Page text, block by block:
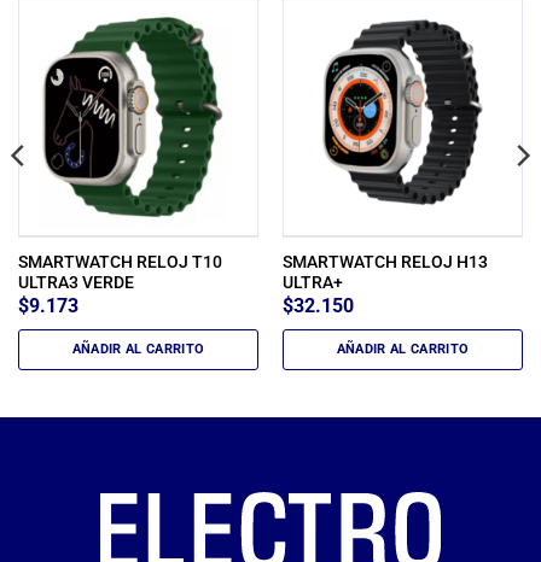
SMARTWATCH RELOJ T10
ULTRA3 VERDE
$9.173
AÑADIR AL CARRITO
SMARTWATCH RELOJ H13
ULTRA+
$32.150
AÑADIR AL CARRITO